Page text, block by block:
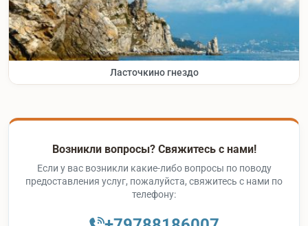
Ласточкино гнездо
Возникли вопросы? Свяжитесь с нами!
Если у вас возникли какие-либо вопросы по поводу
предоставления услуг, пожалуйста, свяжитесь с нами по
телефону: